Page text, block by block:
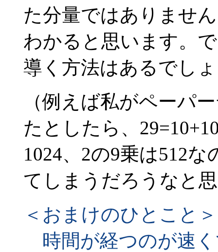
た分量ではありませ
わかると思います。
導く方法はあるでし
（例えば私がペーパ
たとしたら、
1024、2の9乗は512な
てしまうだろうなと
＜おまけのひとこと＞
時間が経つのが速